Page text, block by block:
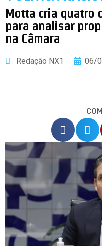
Motta cria quatro
para analisar
na Câmara
Redação NX1 06/